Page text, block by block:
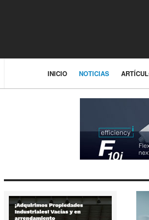
INICIO NOTICIAS